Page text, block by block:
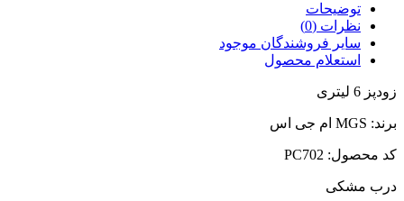
توضیحات
نظرات (0)
سایر فروشندگان موجود
استعلام محصول
زودپز 6 لیتری
برند: MGS ام جی اس
کد محصول: PC702
درب مشکی